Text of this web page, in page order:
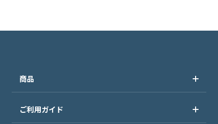
商品
ご利用ガイド